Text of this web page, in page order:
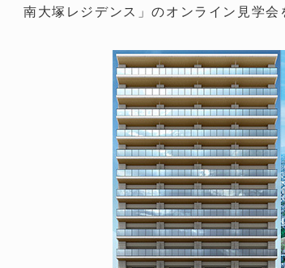
南大塚レジデンス」のオンライン見学会